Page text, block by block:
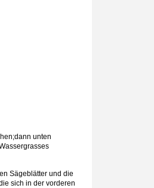
unten
Sägeblätter und die
sich in der vorderen